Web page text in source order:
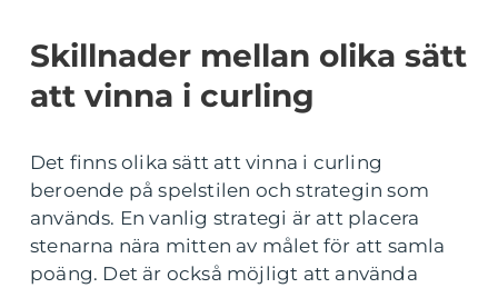
Skillnader mellan olika sätt
att vinna i curling
Det finns olika sätt att vinna i curling
beroende på spelstilen och strategin som
används. En vanlig strategi är att placera
stenarna nära mitten av målet för att samla
poäng. Det är också möjligt att använda